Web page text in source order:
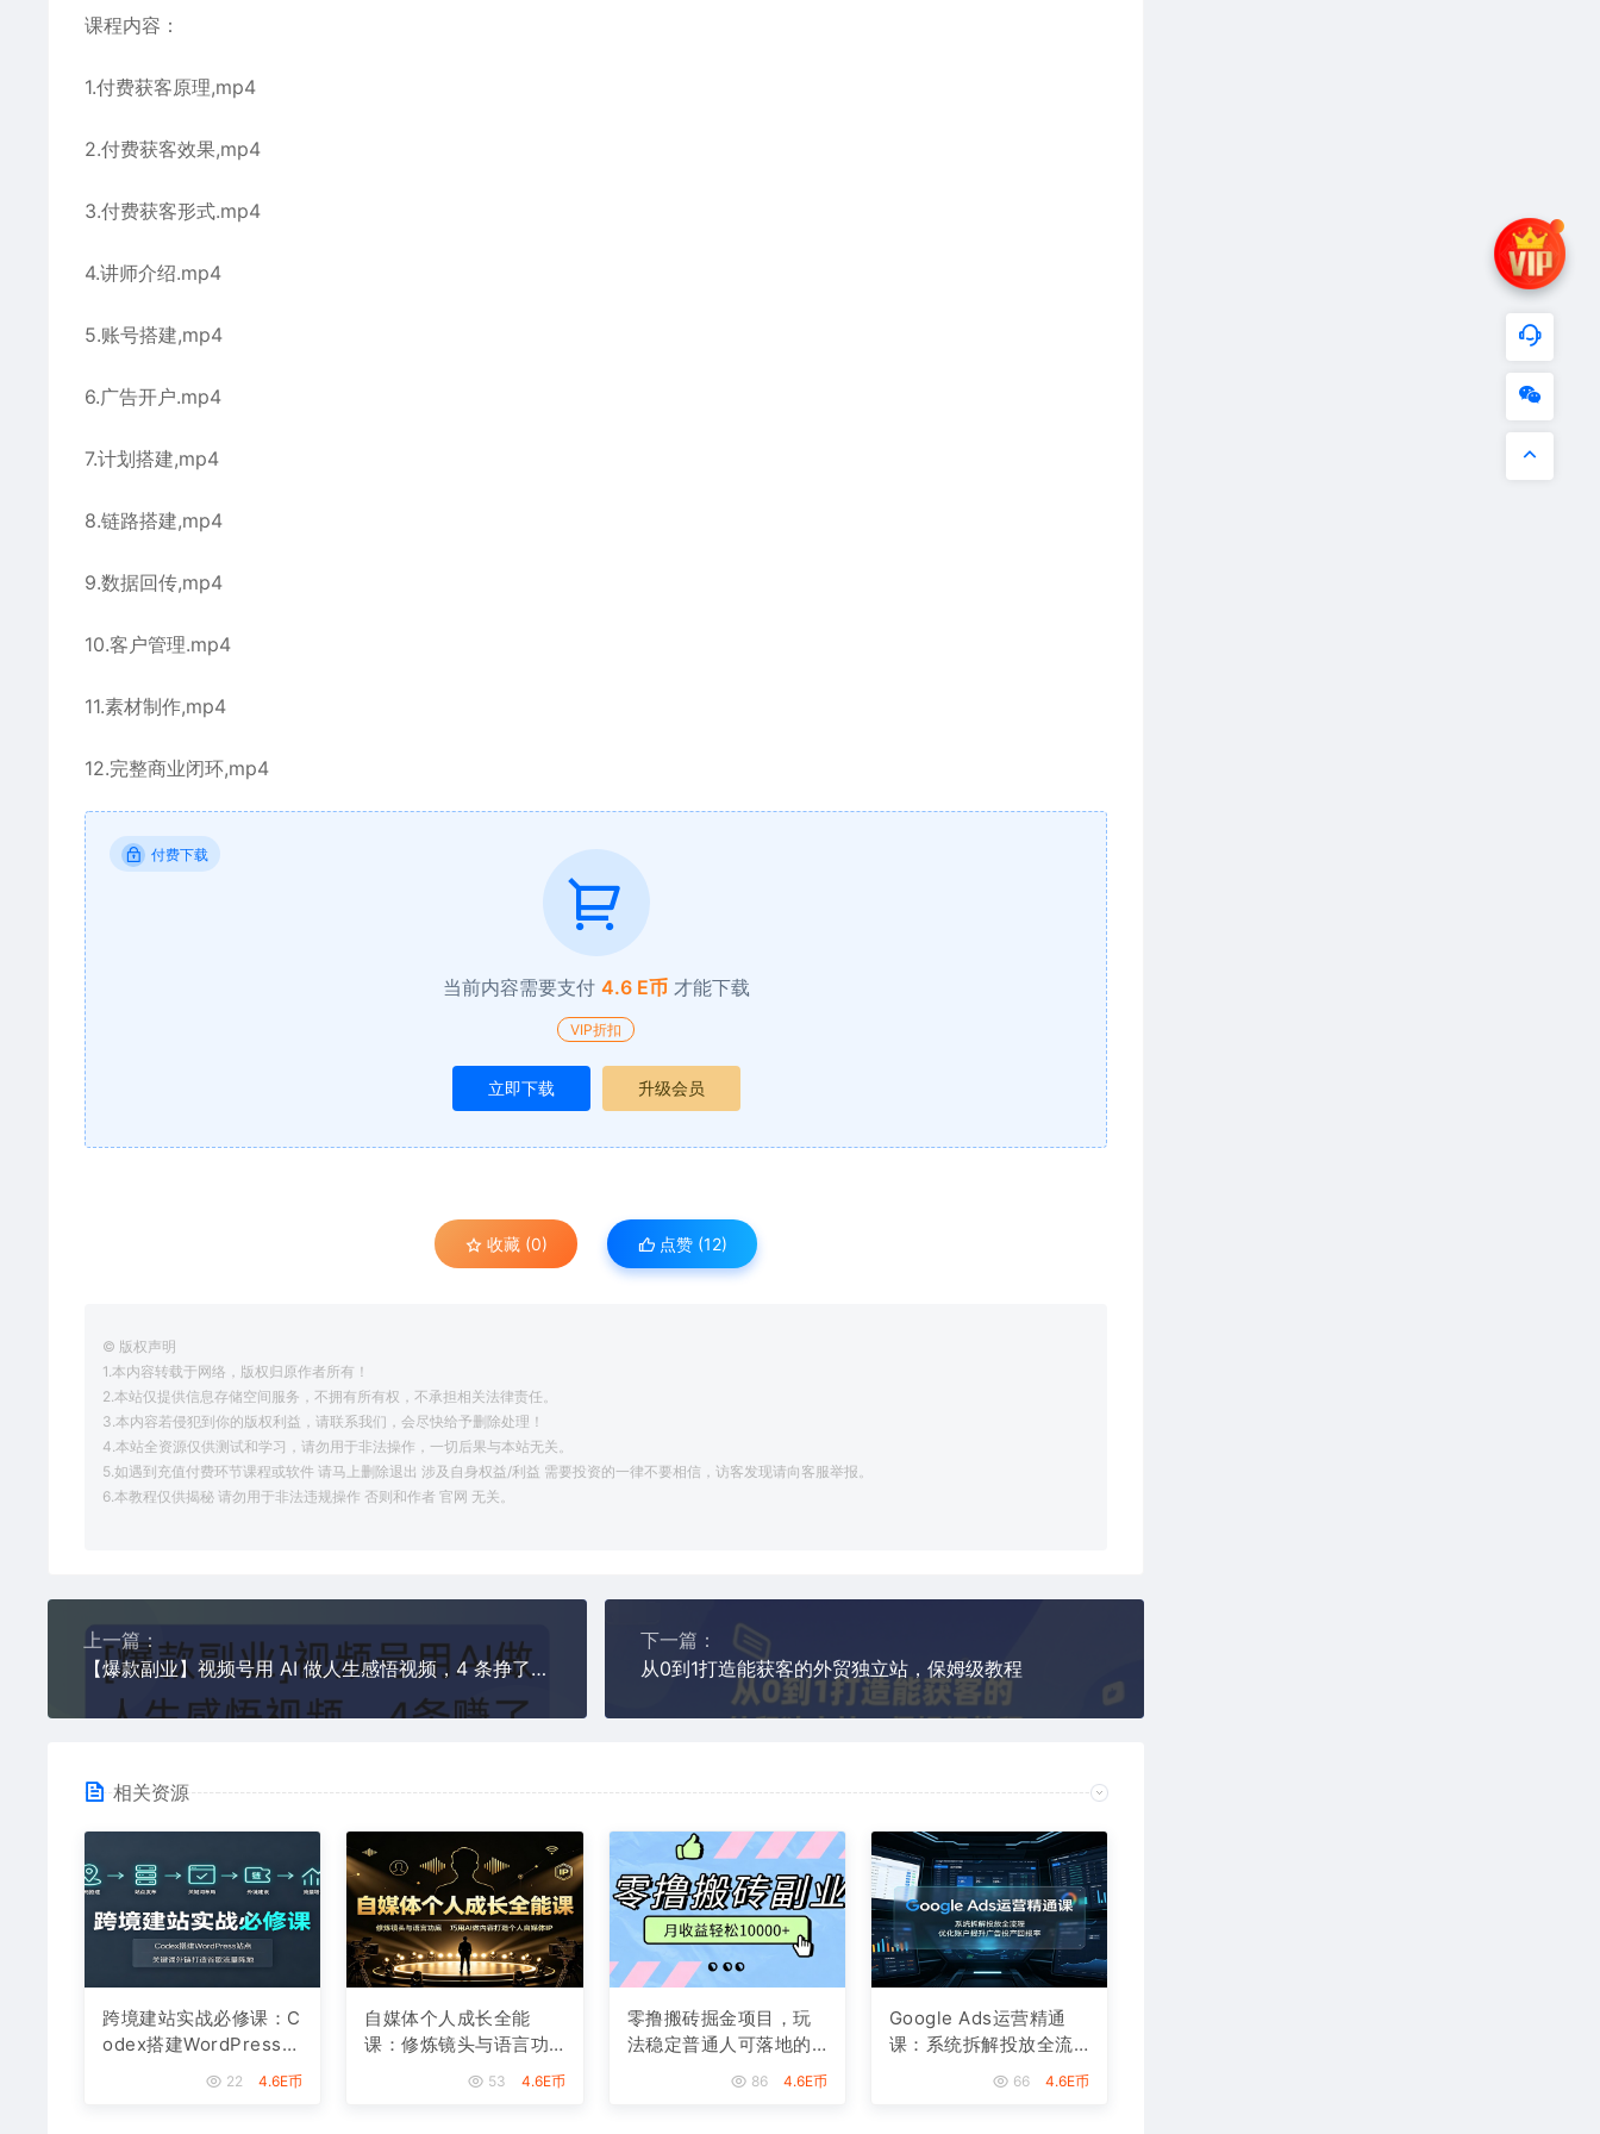
课程内容：
1.付费获客原理,mp4
2.付费获客效果,mp4
3.付费获客形式.mp4
4.讲师介绍.mp4
5.账号搭建,mp4
6.广告开户.mp4
7.计划搭建,mp4
8.链路搭建,mp4
9.数据回传,mp4
10.客户管理.mp4
11.素材制作,mp4
12.完整商业闭环,mp4
付费下载
当前内容需要支付 4.6 E币 才能下载
VIP折扣
立即下载 升级会员
收藏 (0) 点赞 (12)
© 版权声明
1.本内容转载于网络，版权归原作者所有！
2.本站仅提供信息存储空间服务，不拥有所有权，不承担相关法律责任。
3.本内容若侵犯到你的版权利益，请联系我们，会尽快给予删除处理！
4.本站全资源仅供测试和学习，请勿用于非法操作，一切后果与本站无关。
5.如遇到充值付费环节课程或软件 请马上删除退出 涉及自身权益/利益 需要投资的一律不要相信，访客发现请向客服举报。
6.本教程仅供揭秘 请勿用于非法违规操作 否则和作者 官网 无关。
上一篇：
【爆款副业】视频号用 AI 做人生感悟视频，4 条挣了 7张+
下一篇：
从0到1打造能获客的外贸独立站，保姆级教程
相关资源
跨境建站实战必修课：C
odex搭建WordPress站
点，关键词外链打造谷
22 4.6E币
自媒体个人成长全能
课：修炼镜头与语言功
底，巧用AI做内容打造
53 4.6E币
零撸搬砖掘金项目，玩
法稳定普通人可落地的
长期副业，月收益轻松1
86 4.6E币
Google Ads运营精通
课：系统拆解投放全流
程，优化账户提升广告
66 4.6E币